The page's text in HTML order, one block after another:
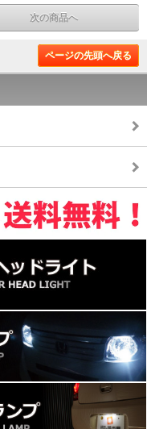
次の商品へ
ページの先頭へ戻る